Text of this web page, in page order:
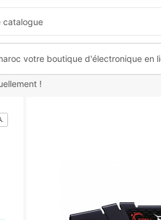
votre boutique d'électronique en
V DDR4 4000MHz 32GB
!